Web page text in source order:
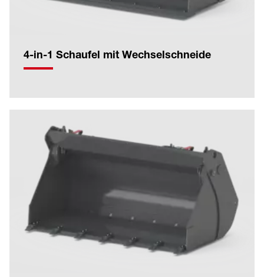
4-in-1 Schaufel mit Wechselschneide